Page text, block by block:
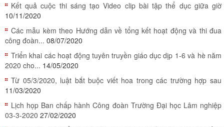
Kết quả cuộc thi sáng tạo Video clip bài tập thể dục giữa giờ
10/11/2020
Các mẫu kèm theo Hướng dẫn về tổng kết hoạt động và thi đua
công đoàn... 08/07/2020
Triển khai các hoạt động tuyên truyền giáo dục dịp 1-6 và hè năm
2020 cho... 14/05/2020
Từ 05/3/2020, luật bắt buộc viết hoa trong các trường hợp sau
11/03/2020
Lịch họp Ban chấp hành Công đoàn Trường Đại học Lâm nghiệp
03-3-2020 27/02/2020